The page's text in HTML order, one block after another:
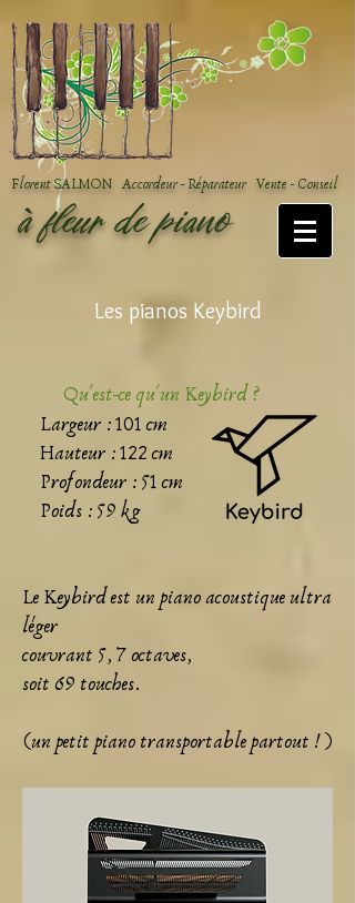
à fleur de piano
Florent SALMON Accordeur - Réparateur Vente - Conseil
Les pianos Keybird
Largeur : 101 cm
Hauteur : 122 cm
Profondeur : 51 cm
Poids : 59 kg
Le Keybird est un piano acoustique ultra
léger
couvrant 5, 7 octaves,
soit 69 touches.
(un petit piano transportable partout ! )
Qu'est-ce qu'un Keybird ?